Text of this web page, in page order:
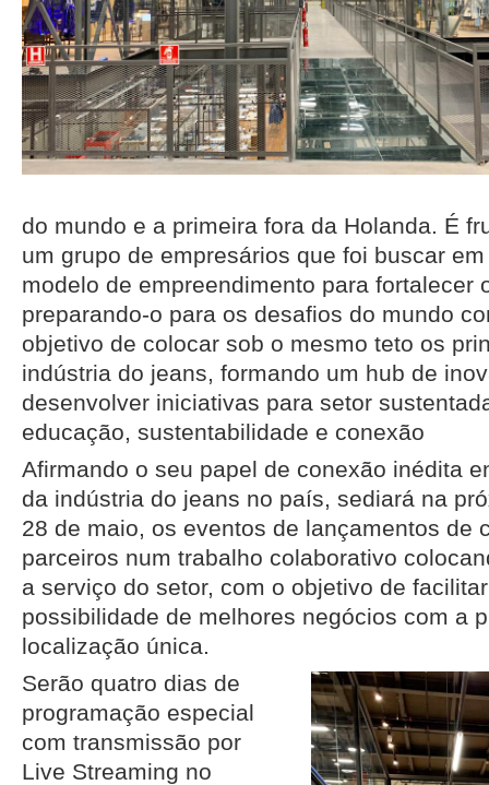
do mundo e a primeira fora da Holanda. É
um grupo de empresários que foi buscar
modelo de empreendimento para fortalecer
preparando-o para os desafios do mundo
objetivo de colocar sob o mesmo teto os
indústria do jeans, formando um hub de
desenvolver iniciativas para setor
educação, sustentabilidade e conexão
Afirmando o seu papel de conexão inédita
da indústria do jeans no país, sediará na
28 de maio, os eventos de lançamentos de
parceiros num trabalho colaborativo
a serviço do setor, com o objetivo de
possibilidade de melhores negócios com a
localização única.
Serão quatro dias de
programação especial
com transmissão por
Live Streaming no